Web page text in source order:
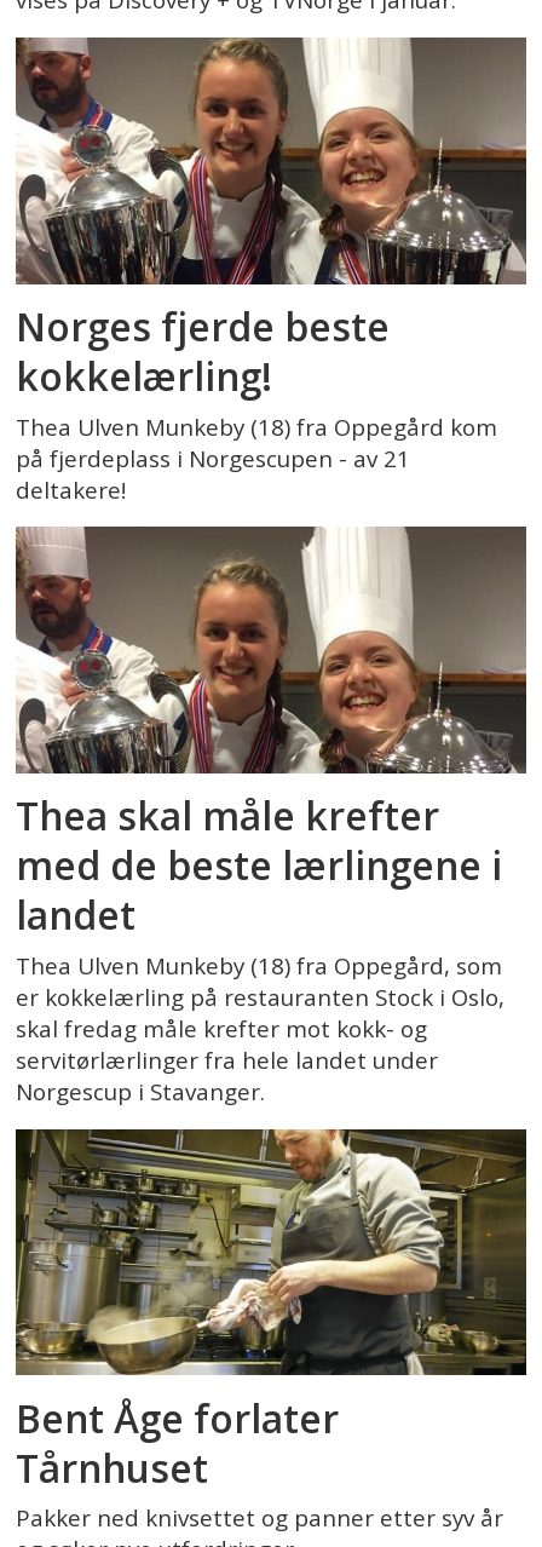
Norges fjerde beste
kokkelærling!
Thea Ulven Munkeby (18) fra Oppegård kom
på fjerdeplass i Norgescupen - av 21
deltakere!
Thea skal måle krefter
med de beste lærlingene i
landet
Thea Ulven Munkeby (18) fra Oppegård, som
er kokkelærling på restauranten Stock i Oslo,
skal fredag måle krefter mot kokk- og
servitørlærlinger fra hele landet under
Norgescup i Stavanger.
Bent Åge forlater
Tårnhuset
Pakker ned knivsettet og panner etter syv år